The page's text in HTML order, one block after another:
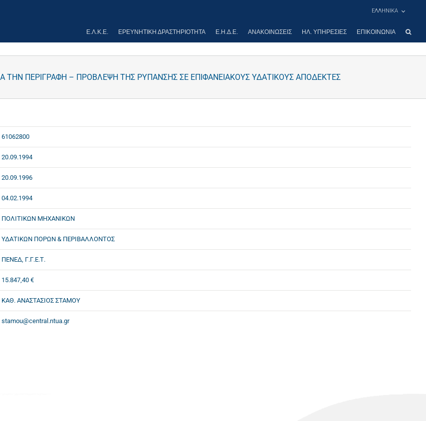
ΕΛΛΗΝΙΚΑ
Ε.Λ.Κ.Ε. ΕΡΕΥΝΗΤΙΚΉ ΔΡΑΣΤΗΡΙΌΤΗΤΑ Ε.Η.Δ.Ε. ΑΝΑΚΟΙΝΏΣΕΙΣ ΗΛ. ΥΠΗΡΕΣΊΕΣ ΕΠΙΚΟΙΝΩΝΊΑ
ΠΕΡΙΓΡΑΦΗ – ΠΡΟΒΛΕΨΗ ΤΗΣ ΡΥΠΑΝΣΗΣ ΣΕ ΕΠΙΦΑΝΕΙΑΚΟΥΣ ΥΔΑΤΙΚΟΥΣ ΑΠΟΔΕΚΤΕΣ
61062800
20.09.1994
20.09.1996
04.02.1994
ΠΟΛΙΤΙΚΩΝ ΜΗΧΑΝΙΚΩΝ
ΥΔΑΤΙΚΩΝ ΠΟΡΩΝ & ΠΕΡΙΒΑΛΛΟΝΤΟΣ
ΠΕΝΕΔ, Γ.Γ.Ε.Τ.
15.847,40 €
ΚΑΘ. ΑΝΑΣΤΑΣΙΟΣ ΣΤΑΜΟΥ
stamou@central.ntua.gr